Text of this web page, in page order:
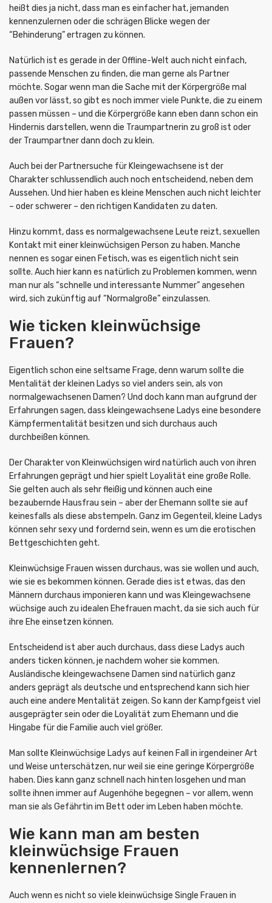
heißt dies ja nicht, dass man es einfacher hat, jemanden
kennenzulernen oder die schrägen Blicke wegen der
“Behinderung” ertragen zu können.
Natürlich ist es gerade in der Offline-Welt auch nicht einfach,
passende Menschen zu finden, die man gerne als Partner
möchte. Sogar wenn man die Sache mit der Körpergröße mal
außen vor lässt, so gibt es noch immer viele Punkte, die zu einem
passen müssen – und die Körpergröße kann eben dann schon ein
Hindernis darstellen, wenn die Traumpartnerin zu groß ist oder
der Traumpartner dann doch zu klein.
Auch bei der Partnersuche für Kleingewachsene ist der
Charakter schlussendlich auch noch entscheidend, neben dem
Aussehen. Und hier haben es kleine Menschen auch nicht leichter
– oder schwerer – den richtigen Kandidaten zu daten.
Hinzu kommt, dass es normalgewachsene Leute reizt, sexuellen
Kontakt mit einer kleinwüchsigen Person zu haben. Manche
nennen es sogar einen Fetisch, was es eigentlich nicht sein
sollte. Auch hier kann es natürlich zu Problemen kommen, wenn
man nur als “schnelle und interessante Nummer” angesehen
wird, sich zukünftig auf “Normalgroße” einzulassen.
Wie ticken kleinwüchsige
Frauen?
Eigentlich schon eine seltsame Frage, denn warum sollte die
Mentalität der kleinen Ladys so viel anders sein, als von
normalgewachsenen Damen? Und doch kann man aufgrund der
Erfahrungen sagen, dass kleingewachsene Ladys eine besondere
Kämpfermentalität besitzen und sich durchaus auch
durchbeißen können.
Der Charakter von Kleinwüchsigen wird natürlich auch von ihren
Erfahrungen geprägt und hier spielt Loyalität eine große Rolle.
Sie gelten auch als sehr fleißig und können auch eine
bezaubernde Hausfrau sein – aber der Ehemann sollte sie auf
keinesfalls als diese abstempeln. Ganz im Gegenteil, kleine Ladys
können sehr sexy und fordernd sein, wenn es um die erotischen
Bettgeschichten geht.
Kleinwüchsige Frauen wissen durchaus, was sie wollen und auch,
wie sie es bekommen können. Gerade dies ist etwas, das den
Männern durchaus imponieren kann und was Kleingewachsene
wüchsige auch zu idealen Ehefrauen macht, da sie sich auch für
ihre Ehe einsetzen können.
Entscheidend ist aber auch durchaus, dass diese Ladys auch
anders ticken können, je nachdem woher sie kommen.
Ausländische kleingewachsene Damen sind natürlich ganz
anders geprägt als deutsche und entsprechend kann sich hier
auch eine andere Mentalität zeigen. So kann der Kampfgeist viel
ausgeprägter sein oder die Loyalität zum Ehemann und die
Hingabe für die Familie auch viel größer.
Man sollte Kleinwüchsige Ladys auf keinen Fall in irgendeiner Art
und Weise unterschätzen, nur weil sie eine geringe Körpergröße
haben. Dies kann ganz schnell nach hinten losgehen und man
sollte ihnen immer auf Augenhöhe begegnen – vor allem, wenn
man sie als Gefährtin im Bett oder im Leben haben möchte.
Wie kann man am besten
kleinwüchsige Frauen
kennenlernen?
Auch wenn es nicht so viele kleinwüchsige Single Frauen in